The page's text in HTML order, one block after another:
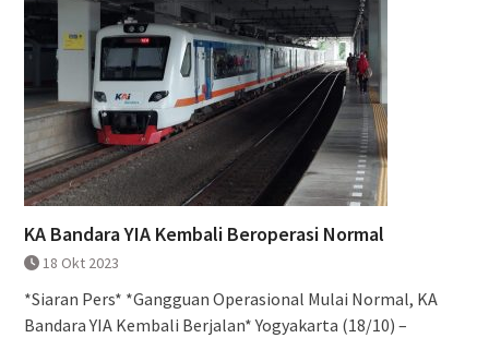
KA Bandara YIA Kembali Beroperasi Normal
18 Okt 2023
*Siaran Pers* *Gangguan Operasional Mulai Normal, KA
Bandara YIA Kembali Berjalan* Yogyakarta (18/10) –